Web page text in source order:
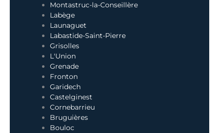
Montastruc-la-Conseillère
Labège
Launaguet
Labastide-Saint-Pierre
Grisolles
L'Union
Grenade
Fronton
Garidech
Castelginest
Cornebarrieu
Bruguières
Bouloc